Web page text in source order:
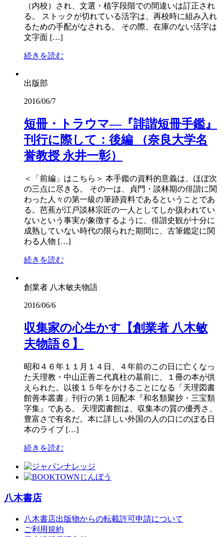
（内校）され、文選・植字段階での間違いは訂正され
る。 ストックが切れている活字は、再校時に組み入れ
るための手配がなされる。 その際、在庫のない活字は
文字面 […]
続きを読む
出版部
2016/06/7
短冊・トラウマ―『誹諧短冊手鑑』
刊行に際して：後編 （奈良大学名
誉教授 永井一彰）
＜「前編」はこちら＞ 本手鑑の資料的意義は、ほぼ次
の三点に尽きる。 その一は、貞門・談林期の俳諧に関
わった人々の第一級の筆跡資料であるということであ
る。芭蕉が江戸談林宗匠の一人としてしか扱われてい
ないという事実が象徴するように、俳諧史観が十分に
成熟していない時代の限られた期間に、古筆鑑定に関
わる人物 […]
続きを読む
創業者 八木敏夫物語
2016/06/6
収集家の心生かす【創業者 八木敏
夫物語６】
昭和４６年１１月１４日、４年前のこの日に亡くなっ
た天理教・中山正善ニ代真柱の墓前に、１冊の本が供
えられた。以後１５年をかけることになる「天理図書
館善本叢書」刊行の第１回配本『和名類聚抄・三宝類
字集』である。 天理図書館は、収集本の質の優秀さ、
豊富さで有名だ。本に詳しい外国の人の口にのぼる日
本のライブ […]
続きを読む
八木書店
八木書店出版物からの転載許可申請について
ご利用規約